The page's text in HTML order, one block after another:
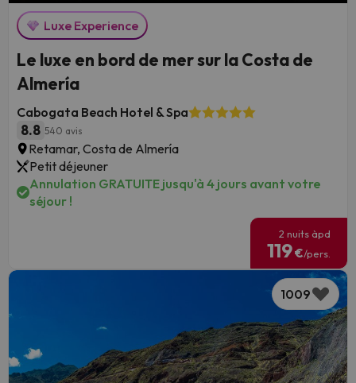
Luxe Experience
Le luxe en bord de mer sur la Costa de
Almería
Cabogata Beach Hotel & Spa
8.8 540 avis
Retamar, Costa de Almería
Petit déjeuner
Annulation GRATUITE jusqu'à 4 jours avant votre
séjour !
2 nuits àpd
119€/pers.
1009